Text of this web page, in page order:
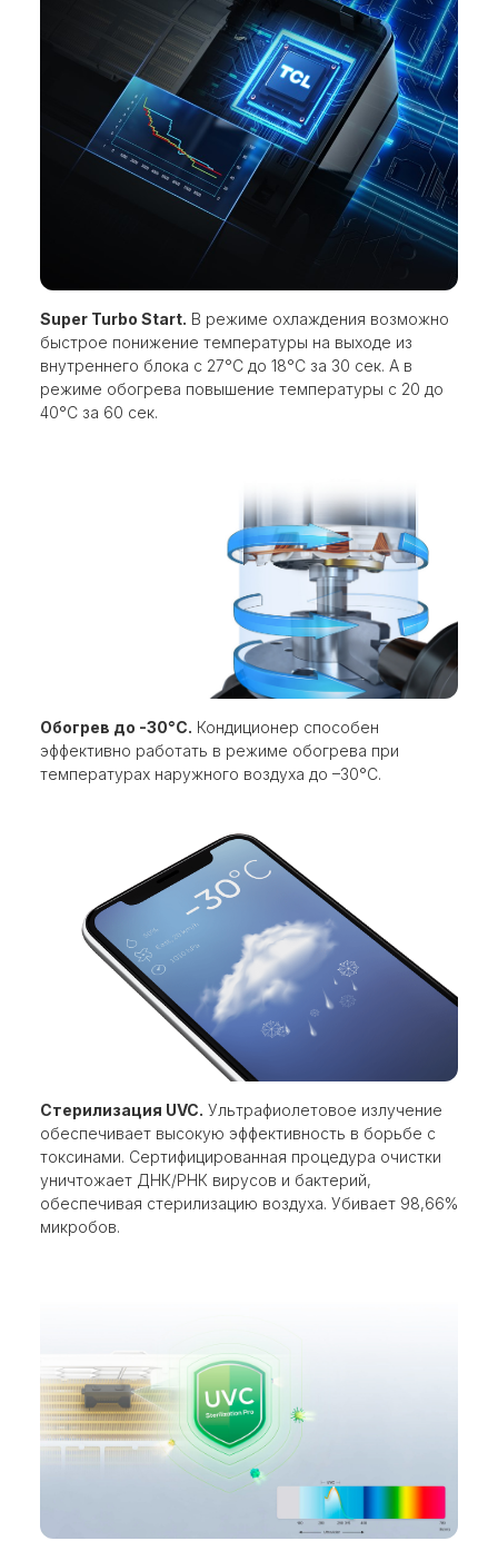
Super Turbo Start. В режиме охлаждения возможно
быстрое понижение температуры на выходе из
внутреннего блока с 27°С до 18°С за 30 сек. А в
режиме обогрева повышение температуры с 20 до
40°С за 60 сек.
Обогрев до -30°С. Кондиционер способен
эффективно работать в режиме обогрева при
температурах наружного воздуха до –30°С.
Стерилизация UVC. Ультрафиолетовое излучение
обеспечивает высокую эффективность в борьбе с
токсинами. Сертифицированная процедура очистки
уничтожает ДНК/РНК вирусов и бактерий,
обеспечивая стерилизацию воздуха. Убивает 98,66%
микробов.